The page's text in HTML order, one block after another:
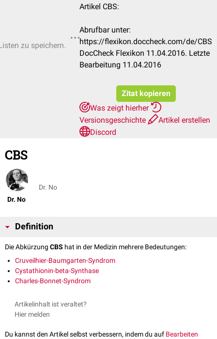
zu speichern.
Artikel CBS:
Abrufbar unter:
https://flexikon.doccheck.com/de/CBS
DocCheck Flexikon 11.04.2016. Letzte
Bearbeitung 11.04.2016
Zitat kopieren
Was zeigt hierher
Versionsgeschichte
Artikel erstellen
Discord
CBS
Dr. No
Dr. No
Definition
Die Abkürzung CBS hat in der Medizin mehrere Bedeutungen:
Cruveilhier-Baumgarten-Syndrom
Cystathionin-beta-Synthase
Charles-Bonnet-Syndrom
Artikelinhalt ist veraltet?
Hier melden
Du kannst den Artikel selbst verbessern, indem du auf Bearbeiten